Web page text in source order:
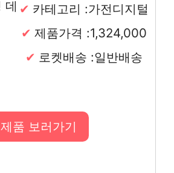
카테고리 :가전디지털
제품가격 :1,324,000
로켓배송 :일반배송
제품 보러가기